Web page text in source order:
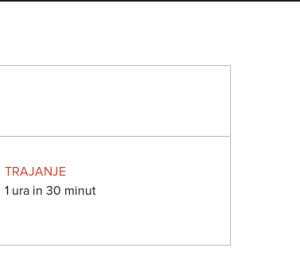
TRAJANJE
1 ura in 30 minut